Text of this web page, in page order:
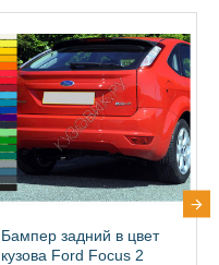
Бампер задний в цвет
кузова Ford Focus 2